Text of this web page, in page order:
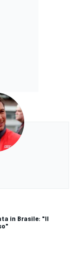
in Brasile: "Il